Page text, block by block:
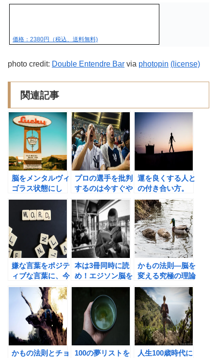
価格：2380円（税込、送料無料)
photo credit: Double Entendre Bar via photopin (license)
関連記事
脳をメンタルヴィ
ゴラス状態にし
て、ツキを呼び込
もう！
プロの選手を批判
するのは今すぐや
めよう！
運を良くする人と
の付き合い方。
嫌な言葉をポジテ
ィブな言葉に、今
すぐ言い換えよ
う！
本は3冊同時に読
め！エジソン脳を
つくる「脳活」読
書術（西田文郎
著）の書評
かもの法則―脳を
変える究極の理論
（西田文郎著）の
書評
かもの法則とチョ 100の夢リストを 人生100歳時代に